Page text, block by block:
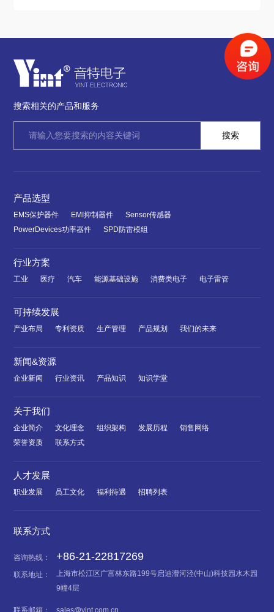
搜索相关的产品和服务
产品选型
EMS保护器件 EMI抑制器件
Sensor传感器
PowerDevices功率器件
SPD防雷模组
行业方案
工业 医疗 汽车 能源基础设施 消费类电子 电子雷管
可持续发展
产业布局 专利资质 生产管理 产品规划 我们的未来
新闻&资源
企业新闻 行业资讯 产品知识 知识学堂
关于我们
企业简介 文化理念 组织架构 发展历程
销售网络
荣誉资质
联系方式
人才发展
职业发展 员工文化 福利待遇 招聘列表
联系方式
咨询热线： +86-21-22817269
联系地址：
上海市松江区广富林东路199号启迪漕河泾(中山)科技园水木园
9幢4层
联系邮箱： sales@yint.com.cn